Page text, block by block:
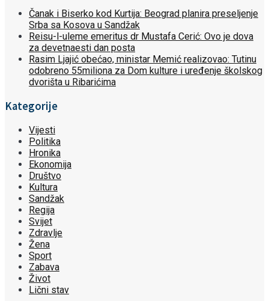
Čanak i Biserko kod Kurtija: Beograd planira preseljenje
Srba sa Kosova u Sandžak
Reisu-l-uleme emeritus dr Mustafa Cerić: Ovo je dova
za devetnaesti dan posta
Rasim Ljajić obećao, ministar Memić realizovao: Tutinu
odobreno 55miliona za Dom kulture i uređenje školskog
dvorišta u Ribarićima
Kategorije
Vijesti
Politika
Hronika
Ekonomija
Društvo
Kultura
Sandžak
Regija
Svijet
Zdravlje
Žena
Sport
Zabava
Život
Lični stav